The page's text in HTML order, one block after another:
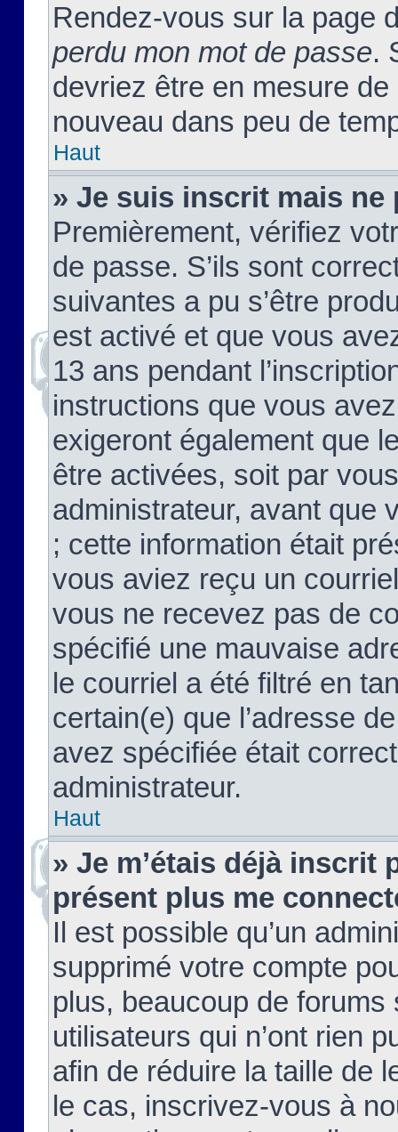
Rendez-vous sur la page
perdu mon mot de passe.
devriez être en mesure
nouveau dans peu de
Haut
» Je suis inscrit mais ne
Premièrement, vérifiez
de passe. S’ils sont
suivantes a pu s’être
est activé et que vous
13 ans pendant
instructions que vous
exigeront également que
être activées, soit par
administrateur, avant que
; cette information était
vous aviez reçu un
vous ne recevez pas de
spécifié une mauvaise
le courriel a été filtré en
certain(e) que l’adresse
avez spécifiée était
administrateur.
Haut
» Je m’étais déjà inscrit
présent plus me
Il est possible qu’un
supprimé votre compte
plus, beaucoup de
utilisateurs qui n’ont rien
afin de réduire la taille de
le cas, inscrivez-vous à